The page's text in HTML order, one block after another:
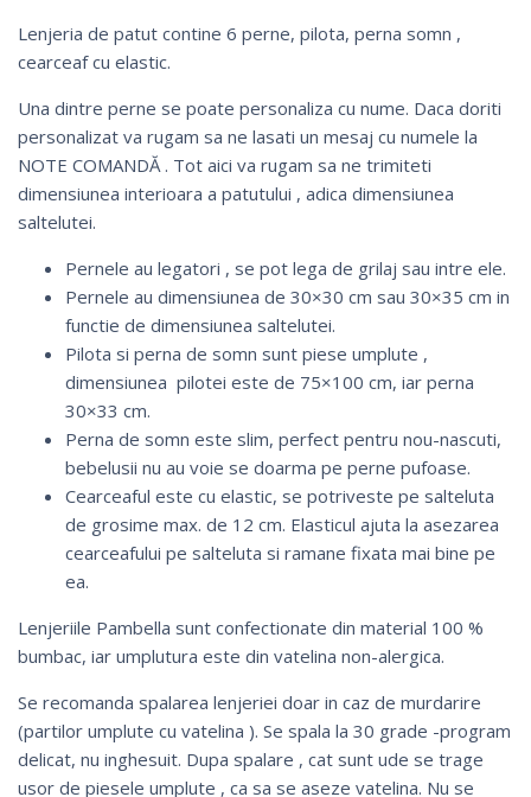
Lenjeria de patut contine 6 perne, pilota, perna somn ,
cearceaf cu elastic.
Una dintre perne se poate personaliza cu nume. Daca doriti
personalizat va rugam sa ne lasati un mesaj cu numele la
NOTE COMANDĂ . Tot aici va rugam sa ne trimiteti
dimensiunea interioara a patutului , adica dimensiunea
saltelutei.
Pernele au legatori , se pot lega de grilaj sau intre ele.
Pernele au dimensiunea de 30×30 cm sau 30×35 cm in
functie de dimensiunea saltelutei.
Pilota si perna de somn sunt piese umplute ,
dimensiunea pilotei este de 75×100 cm, iar perna
30×33 cm.
Perna de somn este slim, perfect pentru nou-nascuti,
bebelusii nu au voie se doarma pe perne pufoase.
Cearceaful este cu elastic, se potriveste pe salteluta
de grosime max. de 12 cm. Elasticul ajuta la asezarea
cearceafului pe salteluta si ramane fixata mai bine pe
ea.
Lenjeriile Pambella sunt confectionate din material 100 %
bumbac, iar umplutura este din vatelina non-alergica.
Se recomanda spalarea lenjeriei doar in caz de murdarire
(partilor umplute cu vatelina ). Se spala la 30 grade -program
delicat, nu inghesuit. Dupa spalare , cat sunt ude se trage
usor de piesele umplute , ca sa se aseze vatelina. Nu se